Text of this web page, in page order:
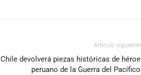
Artículo siguiente
Chile devolverá piezas históricas de héroe
peruano de la Guerra del Pacífico